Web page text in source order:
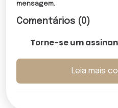
mensagem.
Comentários (0)
Torne-se um
Leia mais